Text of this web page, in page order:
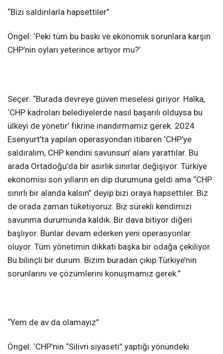
“Bizi saldırılarla hapsettiler”
Öngel: ‘Peki tüm bu baskı ve ekonomik sorunlara karşın
CHP’nin oyları yeterince artıyor mu?’
Seçer: “Burada devreye güven meselesi giriyor. Halka,
‘CHP kadroları belediyelerde nasıl başarılı olduysa bu
ülkeyi de yönetir’ fikrine inandırmamız gerek. 2024
Esenyurt’ta yapılan operasyondan itibaren ‘CHP’ye
saldıralım, CHP kendini savunsun’ alanı yarattılar. Bu
arada Ortadoğu’da bir asırlık sınırlar değişiyor. Türkiye
ekonomisi son yılların en dip durumuna geldi ama “CHP
sınırlı bir alanda kalsın” deyip bizi oraya hapsettiler. Biz
de orada zaman tüketiyoruz. Biz sürekli kendimizi
savunma durumunda kaldık. Bir dava bitiyor diğeri
başlıyor. Bunlar devam ederken yeni operasyonlar
oluyor. Tüm yönetimin dikkati başka bir odağa çekiliyor.
Bu bilinçli bir durum. Bizim buradan çıkıp Türkiye’nin
sorunlarını ve çözümlerini konuşmamız gerek.”
“Yem de av da olamayız”
Öngel: ‘CHP’nin “Silivri siyaseti” yaptığı yönündeki